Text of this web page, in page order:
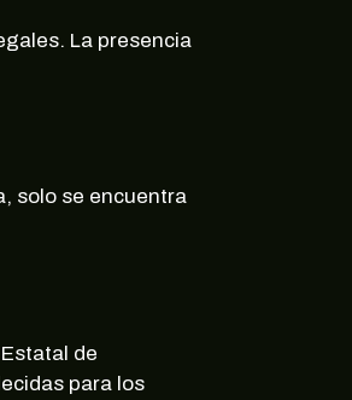
La presencia
solo se encuentra
de
para los